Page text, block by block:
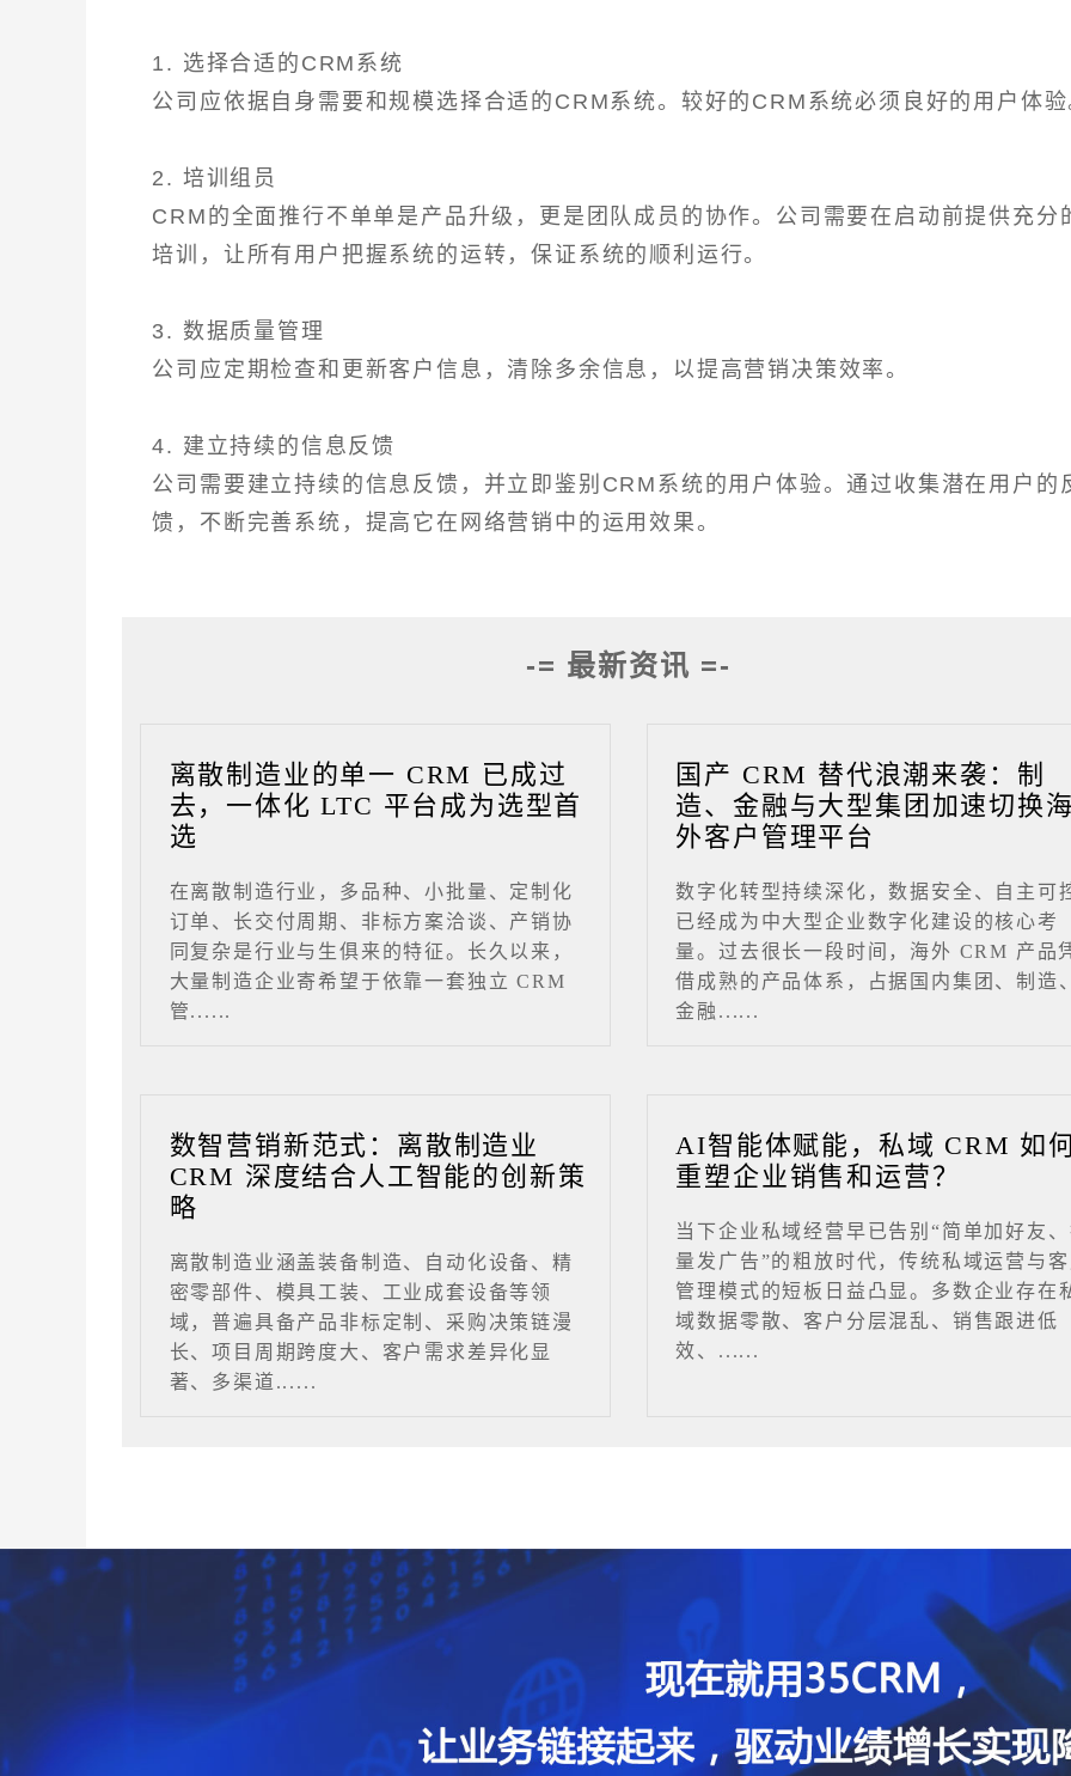
1. 选择合适的CRM系统
公司应依据自身需要和规模选择合适的CRM系统。较好的CRM系统必须良好的用户体
2. 培训组员
CRM的全面推行不单单是产品升级，更是团队成员的协作。公司需要在启动前提供充分
培训，让所有用户把握系统的运转，保证系统的顺利运行。
3. 数据质量管理
公司应定期检查和更新客户信息，清除多余信息，以提高营销决策效率。
4. 建立持续的信息反馈
公司需要建立持续的信息反馈，并立即鉴别CRM系统的用户体验。通过收集潜在用户的
馈，不断完善系统，提高它在网络营销中的运用效果。
-= 最新资讯 =-
离散制造业的单一 CRM 已成过
去，一体化 LTC 平台成为选型首
选
在离散制造行业，多品种、小批量、定制化
订单、长交付周期、非标方案洽谈、产销协
同复杂是行业与生俱来的特征。长久以来，
大量制造企业寄希望于依靠一套独立 CRM
管......
国产 CRM 替代浪潮来袭：制
造、金融与大型集团加速切换
外客户管理平台
数字化转型持续深化，数据安全、自主可
已经成为中大型企业数字化建设的核心考
量。过去很长一段时间，海外 CRM 产品
借成熟的产品体系，占据国内集团、制造
金融......
数智营销新范式：离散制造业
CRM 深度结合人工智能的创新策
略
离散制造业涵盖装备制造、自动化设备、精
密零部件、模具工装、工业成套设备等领
域，普遍具备产品非标定制、采购决策链漫
长、项目周期跨度大、客户需求差异化显
著、多渠道......
AI智能体赋能，私域 CRM 如
重塑企业销售和运营？
当下企业私域经营早已告别“简单加好友
量发广告”的粗放时代，传统私域运营与
管理模式的短板日益凸显。多数企业存在
域数据零散、客户分层混乱、销售跟进低
效、......